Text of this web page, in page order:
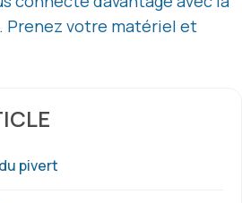
Prenez votre matériel et
pivert